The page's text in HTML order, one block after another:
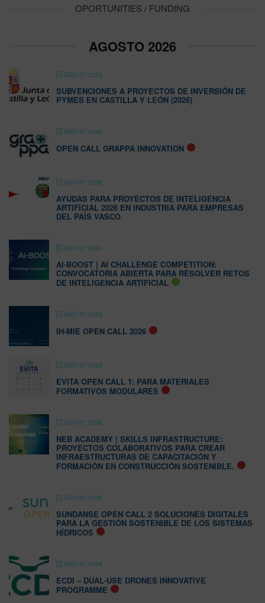
OPORTUNITIES / FUNDING
AGOSTO 2026
AGO 07 2026
SUBVENCIONES A PROYECTOS DE INVERSIÓN DE
PYMES EN CASTILLA Y LEÓN (2026)
AGO 07 2026
OPEN CALL GRAPPA INNOVATION
AGO 07 2026
AYUDAS PARA PROYECTOS DE INTELIGENCIA
ARTIFICIAL 2026 EN INDUSTRIA PARA EMPRESAS
DEL PAÍS VASCO
AGO 07 2026
AI-BOOST | AI CHALLENGE COMPETITION:
CONVOCATORIA ABIERTA PARA RESOLVER RETOS
DE INTELIGENCIA ARTIFICIAL
AGO 07 2026
IH-MIE OPEN CALL 2026
AGO 07 2026
EVITA OPEN CALL 1: PARA MATERIALES
FORMATIVOS MODULARES
AGO 07 2026
NEB ACADEMY | SKILLS INFRASTRUCTURE:
PROYECTOS COLABORATIVOS PARA CREAR
INFRAESTRUCTURAS DE CAPACITACIÓN Y
FORMACIÓN EN CONSTRUCCIÓN SOSTENIBLE.
AGO 07 2026
SUNDANSE OPEN CALL 2 SOLUCIONES DIGITALES
PARA LA GESTIÓN SOSTENIBLE DE LOS SISTEMAS
HÍDRICOS
AGO 07 2026
ECDI – DUAL-USE DRONES INNOVATIVE
PROGRAMME